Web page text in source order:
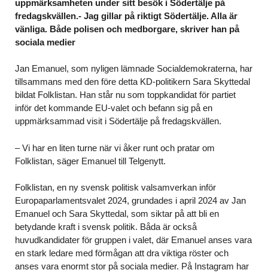
uppmärksamheten under sitt besök i Södertälje på
fredagskvällen.- Jag gillar på riktigt Södertälje. Alla är
vänliga. Både polisen och medborgare, skriver han på
sociala medier
Jan Emanuel, som nyligen lämnade Socialdemokraterna, har
tillsammans med den före detta KD-politikern Sara Skyttedal
bildat Folklistan. Han står nu som toppkandidat för partiet
inför det kommande EU-valet och befann sig på en
uppmärksammad visit i Södertälje på fredagskvällen.
– Vi har en liten turne när vi åker runt och pratar om
Folklistan, säger Emanuel till Telgenytt.
Folklistan, en ny svensk politisk valsamverkan inför
Europaparlamentsvalet 2024, grundades i april 2024 av Jan
Emanuel och Sara Skyttedal, som siktar på att bli en
betydande kraft i svensk politik. Båda är också
huvudkandidater för gruppen i valet, där Emanuel anses vara
en stark ledare med förmågan att dra viktiga röster och
anses vara enormt stor på sociala medier. På Instagram har